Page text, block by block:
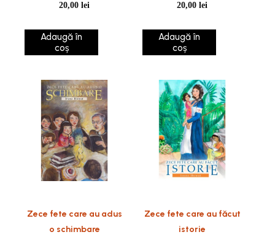
20,00lei
Adaugă în
coș
20,00lei
Adaugă în
coș
Zece fete care au adus
o schimbare
Zece fete care au făcut
istorie